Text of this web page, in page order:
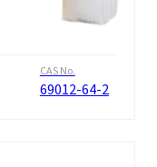
CAS No.
69012-64-2